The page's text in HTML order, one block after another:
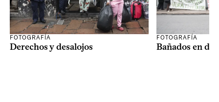
FOTOGRAFÍA
Derechos y desalojos
FOTOGRAFÍA
Bañados en